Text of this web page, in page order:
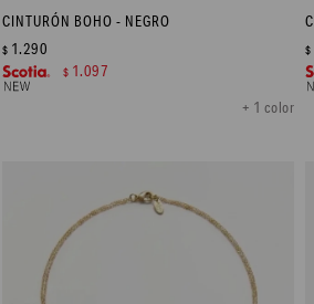
CINTURÓN BOHO - NEGRO
+ 1 color
$ 1.290
$ 1.097
$